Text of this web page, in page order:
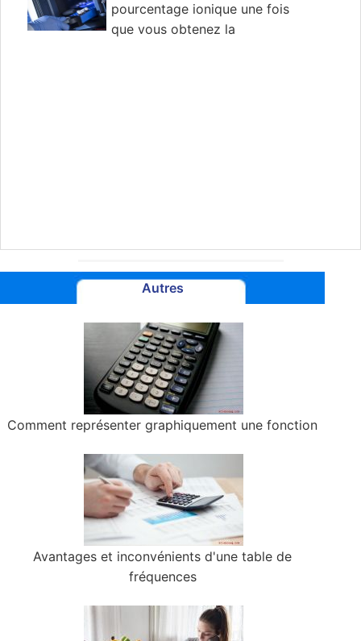
pourcentage ionique une fois
que vous obtenez la
Autres
Comment représenter graphiquement une fonction
Avantages et inconvénients d'une table de
fréquences